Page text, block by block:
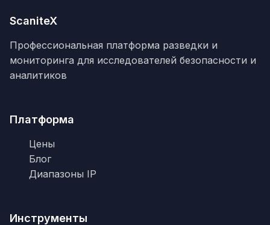
ScaniteX
Профессиональная платформа разведки и
мониторинга для исследователей безопасности и
аналитиков
Платформа
Цены
Блог
Диапазоны IP
Инструменты